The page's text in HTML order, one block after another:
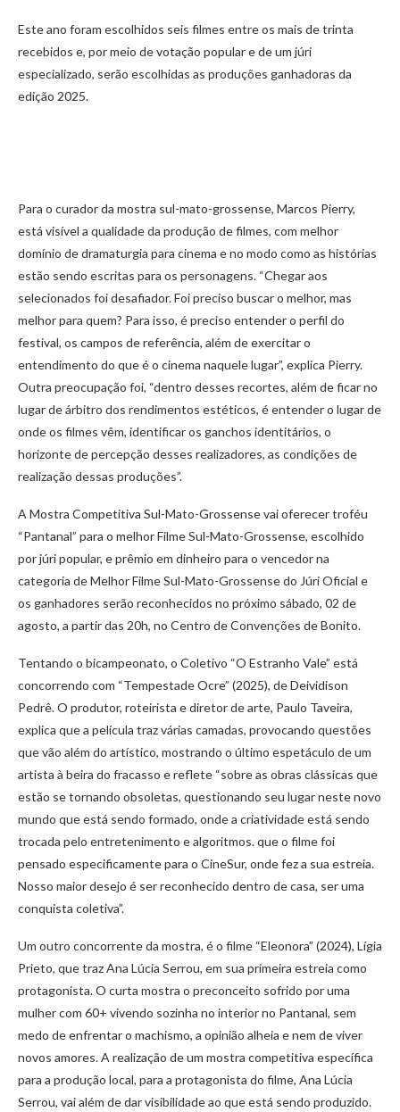
Este ano foram escolhidos seis filmes entre os mais de trinta
recebidos e, por meio de votação popular e de um júri
especializado, serão escolhidas as produções ganhadoras da
edição 2025.
Para o curador da mostra sul-mato-grossense, Marcos Pierry,
está visível a qualidade da produção de filmes, com melhor
domínio de dramaturgia para cinema e no modo como as histórias
estão sendo escritas para os personagens. “Chegar aos
selecionados foi desafiador. Foi preciso buscar o melhor, mas
melhor para quem? Para isso, é preciso entender o perfil do
festival, os campos de referência, além de exercitar o
entendimento do que é o cinema naquele lugar”, explica Pierry.
Outra preocupação foi, “dentro desses recortes, além de ficar no
lugar de árbitro dos rendimentos estéticos, é entender o lugar de
onde os filmes vêm, identificar os ganchos identitários, o
horizonte de percepção desses realizadores, as condições de
realização dessas produções”.
A Mostra Competitiva Sul-Mato-Grossense vai oferecer troféu
“Pantanal” para o melhor Filme Sul-Mato-Grossense, escolhido
por júri popular, e prêmio em dinheiro para o vencedor na
categoria de Melhor Filme Sul-Mato-Grossense do Júri Oficial e
os ganhadores serão reconhecidos no próximo sábado, 02 de
agosto, a partir das 20h, no Centro de Convenções de Bonito.
Tentando o bicampeonato, o Coletivo “O Estranho Vale” está
concorrendo com “Tempestade Ocre” (2025), de Deividison
Pedrê. O produtor, roteirista e diretor de arte, Paulo Taveira,
explica que a película traz várias camadas, provocando questões
que vão além do artístico, mostrando o último espetáculo de um
artista à beira do fracasso e reflete “sobre as obras clássicas que
estão se tornando obsoletas, questionando seu lugar neste novo
mundo que está sendo formado, onde a criatividade está sendo
trocada pelo entretenimento e algoritmos. que o filme foi
pensado especificamente para o CineSur, onde fez a sua estreia.
Nosso maior desejo é ser reconhecido dentro de casa, ser uma
conquista coletiva”.
Um outro concorrente da mostra, é o filme “Eleonora” (2024), Lígia
Prieto, que traz Ana Lúcia Serrou, em sua primeira estreia como
protagonista. O curta mostra o preconceito sofrido por uma
mulher com 60+ vivendo sozinha no interior no Pantanal, sem
medo de enfrentar o machismo, a opinião alheia e nem de viver
novos amores. A realização de um mostra competitiva específica
para a produção local, para a protagonista do filme, Ana Lúcia
Serrou, vai além de dar visibilidade ao que está sendo produzido.